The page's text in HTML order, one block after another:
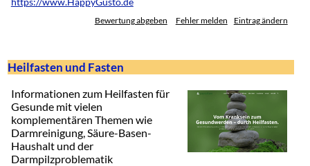
Bewertung abgeben Fehler melden Eintrag ändern
Heilfasten und Fasten
Informationen zum Heilfasten für
Gesunde mit vielen
komplementären Themen wie
Darmreinigung, Säure-Basen-
Haushalt und der
Darmpilzproblematik